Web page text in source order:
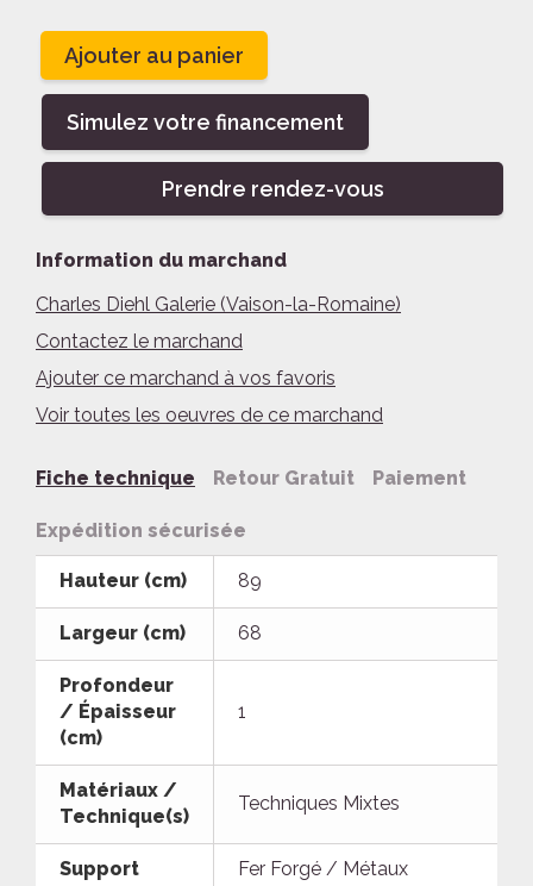
Ajouter au panier
Simulez votre financement
Prendre rendez-vous
Information du marchand
Charles Diehl Galerie (Vaison-la-Romaine)
Contactez le marchand
Ajouter ce marchand à vos favoris
Voir toutes les oeuvres de ce marchand
Fiche technique Retour Gratuit Paiement
Expédition sécurisée
Hauteur (cm) 89
Largeur (cm) 68
Profondeur
/ Épaisseur
(cm)
1
Matériaux /
Technique(s)
Techniques Mixtes
Support Fer Forgé / Métaux